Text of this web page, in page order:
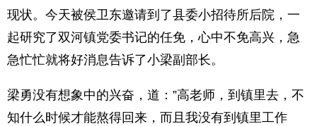
现状。今天被侯卫东邀请到了县委小招待所后院，一
起研究了双河镇党委书记的任免，心中不免高兴，急
急忙忙就将好消息告诉了小梁副部长。
梁勇没有想象中的兴奋，道：”高老师，到镇里去，不
知什么时候才能熬得回来，而且我没有到镇里工作